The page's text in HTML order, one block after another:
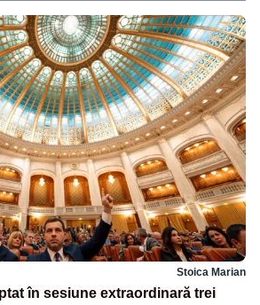
Stoica Marian
în sesiune extraordinară trei